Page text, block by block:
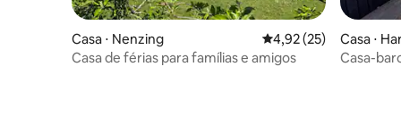
Casa ⋅ Nenzing 4,92 de uma
4,92 (25)
Casa de férias para famílias e amigos
Casa ⋅
Casa-